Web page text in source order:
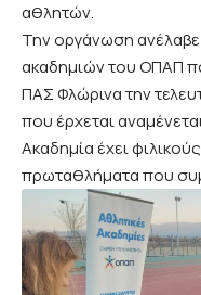
αθλητών.
Την οργάνωση
ακαδημιών του ΟΠΑΠ
ΠΑΣ Φλώρινα την
που έρχεται
Ακαδημία έχει
πρωταθλήματα που